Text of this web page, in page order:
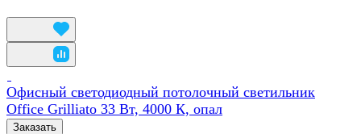
Офисный светодиодный потолочный светильник
Office Grilliato 33 Вт, 4000 К, опал
Заказать